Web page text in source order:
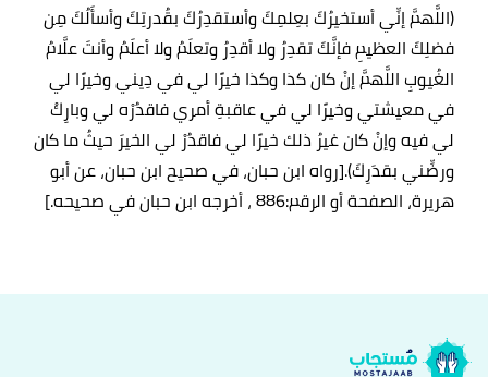
(اللَّهمَّإنِّي أستخيرُكَ بعِلمِكَ وأستقدِرُكَ بقُدرتِكَ وأسأَلُكَ مِن
فضلِكَ العظيمِ فإنَّكَ تقدِرُ ولا أقدِرُ وتعلَمُ ولا أعلَمُ وأنتَ علَّامُ
الغُيوبِ اللَّهمَّ إنْ كان كذا وكذا خيرًا لي في دِيني وخيرًا لي
في معيشتي وخيرًا لي في عاقبةِ أمري فاقدُرْه لي وبارِكْ
لي فيه وإنْ كان غيرُ ذلك خيرًا لي فاقدُرْ لي الخيرَ حيثُ ما كان
ورضِّني بقدَرِكَ).[رواه ابن حبان، في صحيح ابن حبان، عن أبو
هريرة، الصفحة أو الرقم:886 ، أخرجه ابن حبان في صحيحه.]